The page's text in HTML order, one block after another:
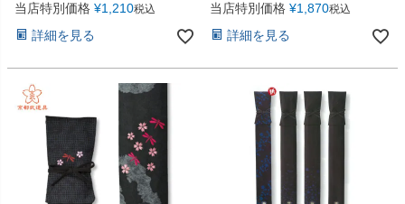
当店特別価格 ¥1,210税込
詳細を見る
当店特別価格 ¥1,870税込
詳細を見る